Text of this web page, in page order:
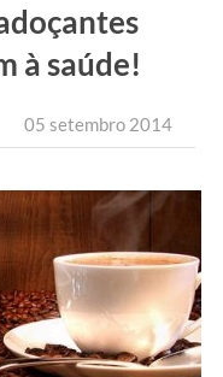
à saúde!
05 setembro 2014